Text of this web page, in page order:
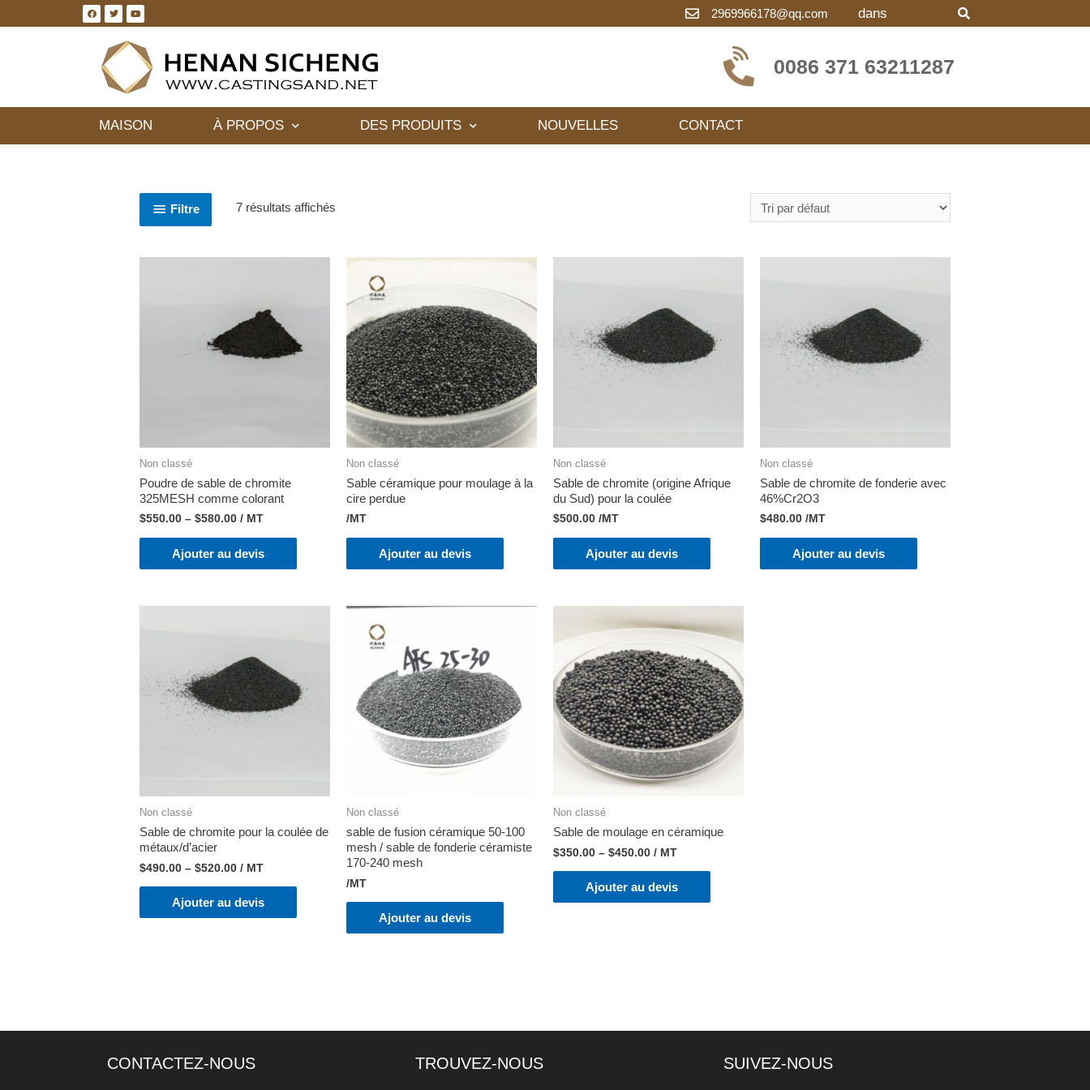
2969966178@qq.com dans
0086 371 63211287
MAISON À PROPOS DES PRODUITS NOUVELLES CONTACT
Filtre 7 résultats affichés
Non classé
Poudre de sable de chromite
325MESH comme colorant
$550.00 – $580.00 / MT
Ajouter au devis
Non classé
Sable céramique pour moulage à la
cire perdue
/MT
Ajouter au devis
Non classé
Sable de chromite (origine Afrique
du Sud) pour la coulée
$500.00 /MT
Ajouter au devis
Non classé
Sable de chromite de fonderie avec
46%Cr2O3
$480.00 /MT
Ajouter au devis
Non classé
Sable de chromite pour la coulée de
métaux/d’acier
$490.00 – $520.00 / MT
Ajouter au devis
Non classé
sable de fusion céramique 50-100
mesh / sable de fonderie céramiste
170-240 mesh
/MT
Ajouter au devis
Non classé
Sable de moulage en céramique
$350.00 – $450.00 / MT
Ajouter au devis
CONTACTEZ-NOUS TROUVEZ-NOUS SUIVEZ-NOUS